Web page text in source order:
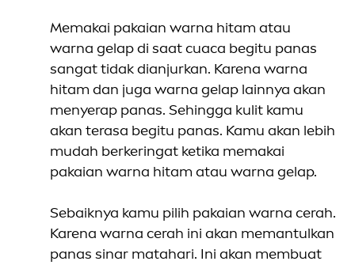
Memakai pakaian warna hitam atau
warna gelap di saat cuaca begitu panas
sangat tidak dianjurkan. Karena warna
hitam dan juga warna gelap lainnya akan
menyerap panas. Sehingga kulit kamu
akan terasa begitu panas. Kamu akan lebih
mudah berkeringat ketika memakai
pakaian warna hitam atau warna gelap.
Sebaiknya kamu pilih pakaian warna cerah.
Karena warna cerah ini akan memantulkan
panas sinar matahari. Ini akan membuat